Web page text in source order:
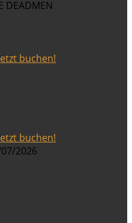
buchen!
buchen!
2026